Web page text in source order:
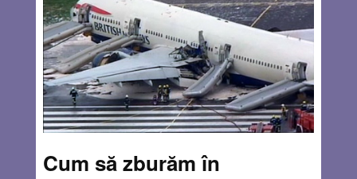
Cum să zburăm în